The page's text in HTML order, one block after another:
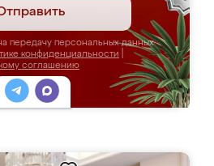
передачу персональных данных
конфиденциальности
соглашению